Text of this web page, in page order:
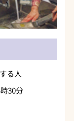
る人
30分